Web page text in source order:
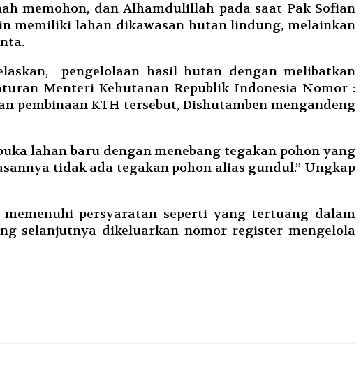
memohon, dan Alhamdulillah pada saat Pak Sofian
memiliki lahan dikawasan hutan lindung, melainkan
pengelolaan hasil hutan dengan melibatkan
Menteri Kehutanan Republik Indonesia Nomor :
pembinaan KTH tersebut, Dishutamben mengandeng
lahan baru dengan menebang tegakan pohon yang
tidak ada tegakan pohon alias gundul.” Ungkap
persyaratan seperti yang tertuang dalam
selanjutnya dikeluarkan nomor register mengelola